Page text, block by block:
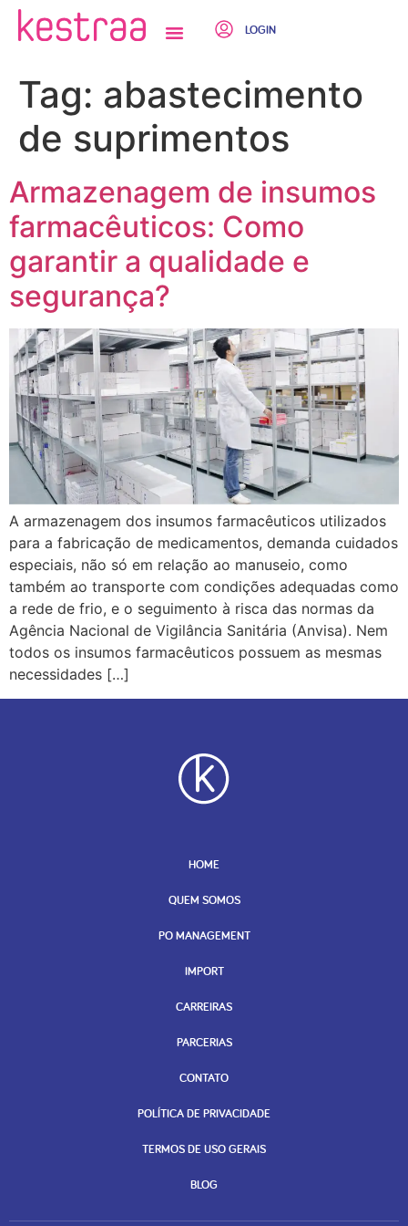
LOGIN
Tag: abastecimento
de suprimentos
Armazenagem de insumos
farmacêuticos: Como
garantir a qualidade e
segurança?
A armazenagem dos insumos farmacêuticos utilizados
para a fabricação de medicamentos, demanda cuidados
especiais, não só em relação ao manuseio, como
também ao transporte com condições adequadas como
a rede de frio, e o seguimento à risca das normas da
Agência Nacional de Vigilância Sanitária (Anvisa). Nem
todos os insumos farmacêuticos possuem as mesmas
necessidades […]
HOME
QUEM SOMOS
PO MANAGEMENT
IMPORT
CARREIRAS
PARCERIAS
CONTATO
POLÍTICA DE PRIVACIDADE
TERMOS DE USO GERAIS
BLOG